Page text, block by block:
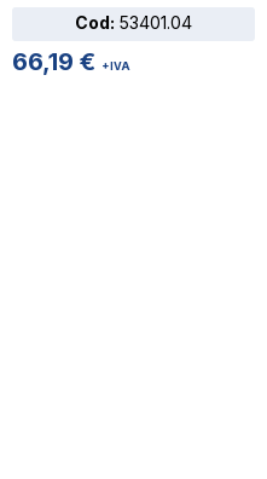
Cod: 53401.04
66,19 € +IVA